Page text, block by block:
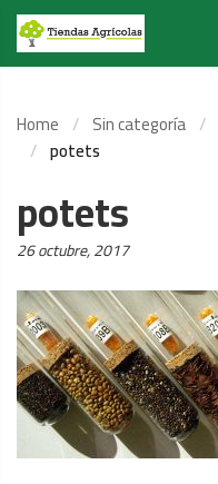
Home Sin categoría
potets
potets
Posted
26 octubre, 2017